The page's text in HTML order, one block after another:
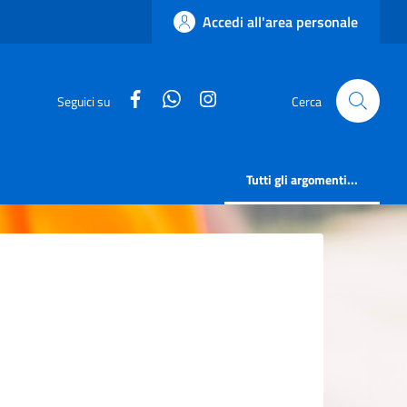
Accedi all'area personale
Seguici su facebookwhatsapp Cerca
Tutti gli argomenti...